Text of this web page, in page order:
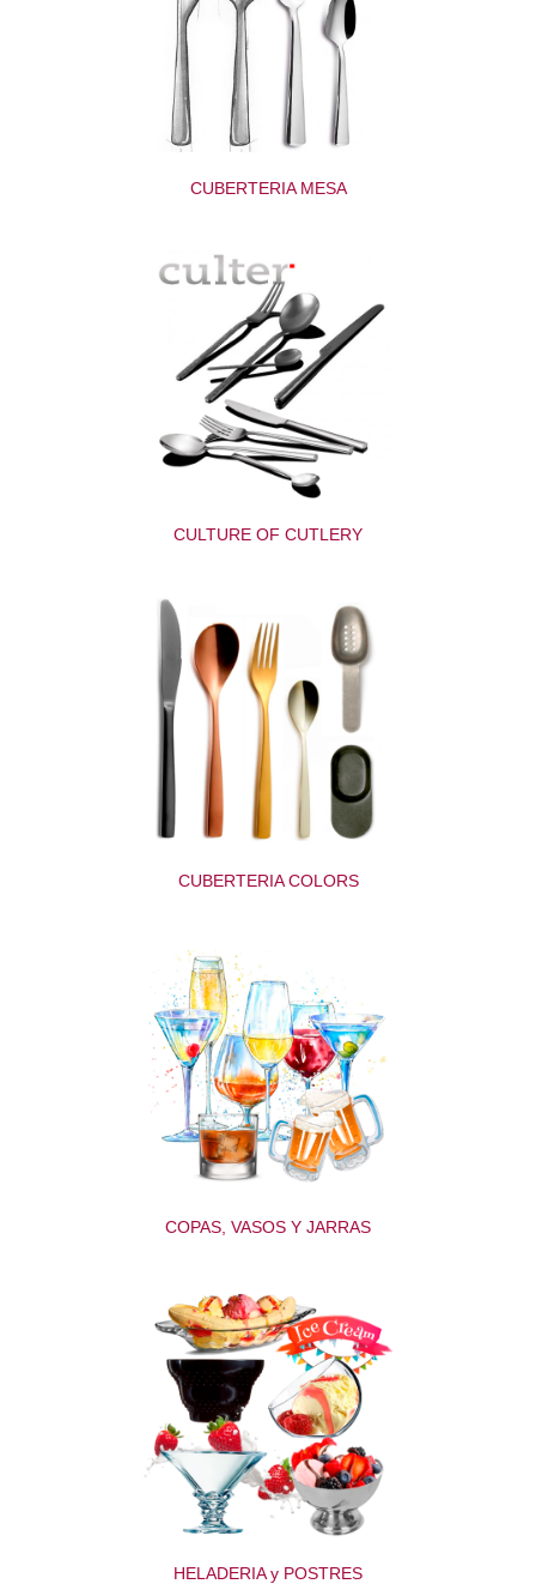
CUBERTERIA MESA
CULTURE OF CUTLERY
CUBERTERIA COLORS
COPAS, VASOS Y JARRAS
HELADERIA y POSTRES